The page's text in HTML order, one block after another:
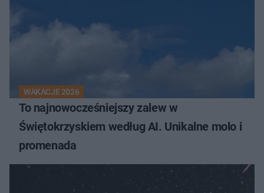
WAKACJE 2026
To najnowocześniejszy zalew w
Świętokrzyskiem według AI. Unikalne molo i
promenada